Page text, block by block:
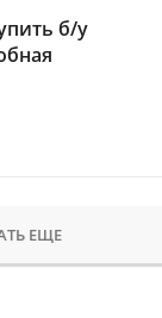
б/у
ЕЩЕ